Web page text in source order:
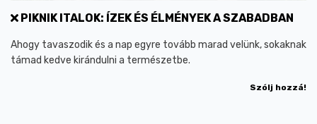
PIKNIK ITALOK: ÍZEK ÉS ÉLMÉNYEK A SZABADBAN
Ahogy tavaszodik és a nap egyre tovább marad velünk, sokaknak
támad kedve kirándulni a természetbe.
Szólj hozzá!